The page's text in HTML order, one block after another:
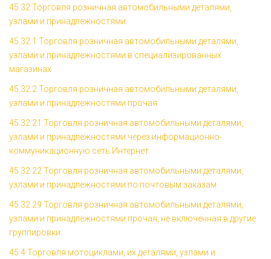
45.32 Торговля розничная автомобильными деталями,
узлами и принадлежностями
45.32.1 Торговля розничная автомобильными деталями,
узлами и принадлежностями в специализированных
магазинах
45.32.2 Торговля розничная автомобильными деталями,
узлами и принадлежностями прочая
45.32.21 Торговля розничная автомобильными деталями,
узлами и принадлежностями через информационно-
коммуникационную сеть Интернет
45.32.22 Торговля розничная автомобильными деталями,
узлами и принадлежностями по почтовым заказам
45.32.29 Торговля розничная автомобильными деталями,
узлами и принадлежностями прочая, не включенная в другие
группировки
45.4 Торговля мотоциклами, их деталями, узлами и